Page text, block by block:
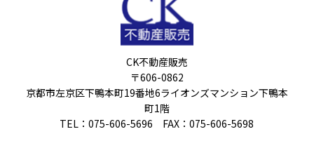
CK不動産販売
〒606-0862
京都市左京区下鴨本町19番地6ライオンズマンション下鴨本
町1階
TEL：075-606-5696 FAX：075-606-5698